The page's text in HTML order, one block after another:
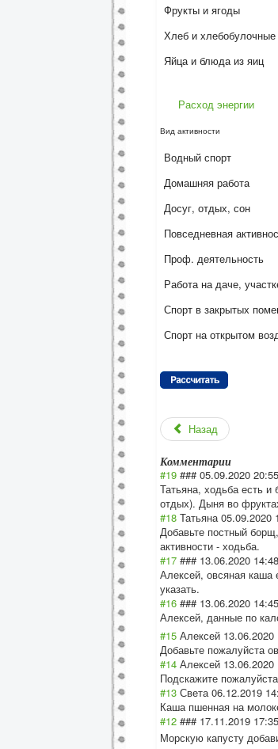
Фрукты и ягоды
Хлеб и хлебобулочные
Яйца и блюда из яиц
Расход энергии
Вид активности
Водный спорт
Домашняя работа
Досуг, отдых, сон
Повседневная
Проф. деятельность
Работа на даче,
Спорт в закрытых
Спорт на открытом
Назад
Комментарии
#19 ### 05.09.2020 20:55
Татьяна, ходьба есть и
отдых). Дыня во
#18 Татьяна 05.09.2020
Добавьте постный
активности - ходьба.
#17 ### 13.06.2020 14:48
Алексей, овсяная
указать.
#16 ### 13.06.2020 14:45
Алексей, данные по
#15 Алексей 13.06.2020
Добавьте пожалуйста
#14 Алексей 13.06.2020
Подскажите
#13 Света 06.12.2019
Каша пшенная на
#12 ### 17.11.2019 17:35
Морскую капусту